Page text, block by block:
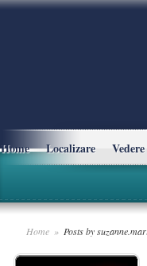
Home Localizare
Home » Posts by